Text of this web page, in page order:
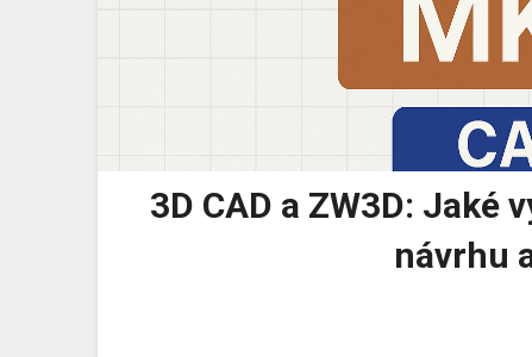
3D CAD a ZW3D: Jaké
návrhu